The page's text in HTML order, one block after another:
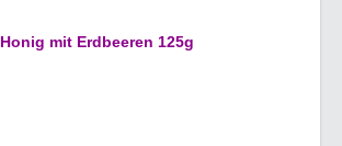
Honig mit Erdbeeren 125g